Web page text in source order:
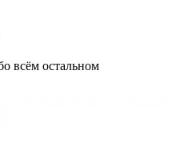
всём остальном